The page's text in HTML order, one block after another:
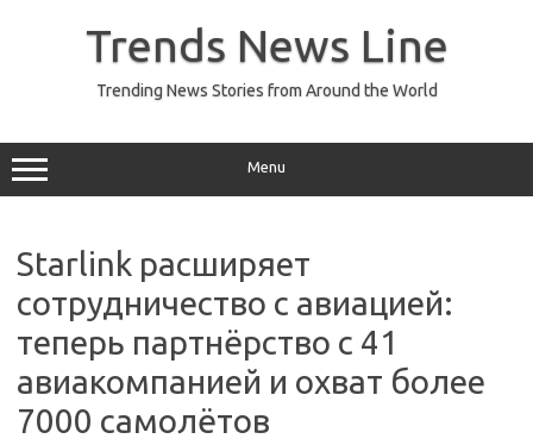
Trends News Line
Trending News Stories from Around the World
Menu
Starlink расширяет
сотрудничество с авиацией:
теперь партнёрство с 41
авиакомпанией и охват более
7000 самолётов